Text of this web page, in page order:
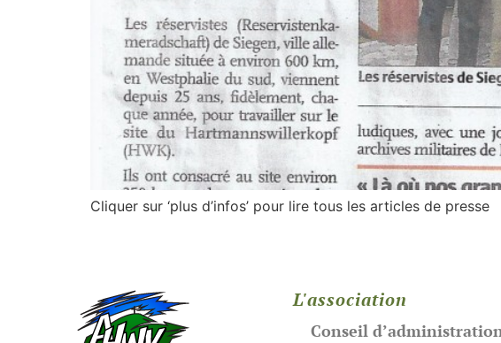
Cliquer sur ‘plus d’infos’ pour lire tous les articles de presse
L'association
Conseil